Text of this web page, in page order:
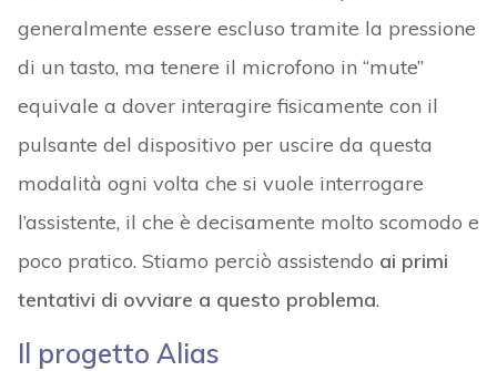
generalmente essere escluso tramite la pressione
di un tasto, ma tenere il microfono in “mute”
equivale a dover interagire fisicamente con il
pulsante del dispositivo per uscire da questa
modalità ogni volta che si vuole interrogare
l’assistente, il che è decisamente molto scomodo e
poco pratico. Stiamo perciò assistendo ai primi
tentativi di ovviare a questo problema.
Il progetto Alias